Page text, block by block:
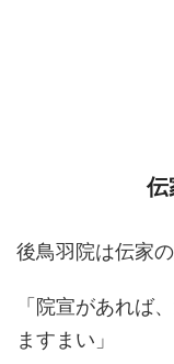
伝
後鳥羽院は伝家
「院宣があれば
ますまい」